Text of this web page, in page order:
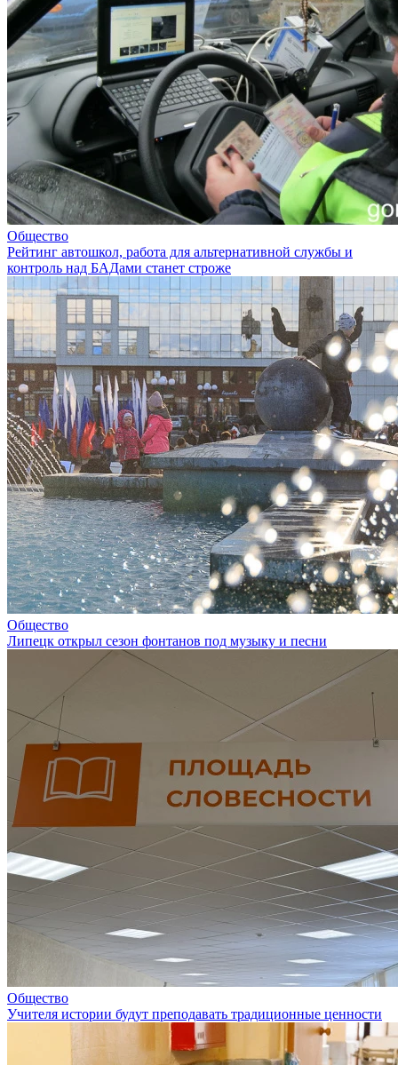
Общество
Рейтинг автошкол, работа для альтернативной службы и
контроль над БАДами станет строже
Общество
Липецк открыл сезон фонтанов под музыку и песни
Общество
Учителя истории будут преподавать традиционные ценности